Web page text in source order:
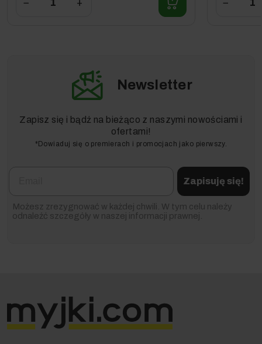
− + −
Newsletter
Zapisz się i bądź na bieżąco z naszymi nowościami i
ofertami!
*Dowiaduj się o premierach i promocjach jako pierwszy.
Zapisuję się!
Możesz zrezygnować w każdej chwili. W tym celu należy
odnaleźć szczegóły w naszej informacji prawnej.